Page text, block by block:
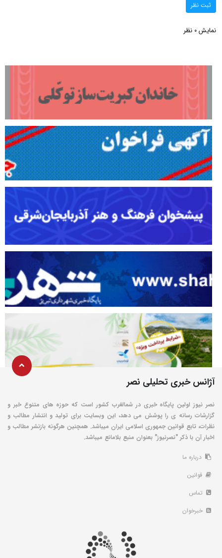
ثبت نظر
نمایش 0 نظر
آژانس خبری تحلیلی نصر
نصر نیوز اولین پایگاه خبری در شمالغرب کشور است که حوزه های متنوع خبر و
گزارشات رسانه ی را پوشش می دهد، این وبسایت برای تولید و انتشار مطالب و
نظرات، تابع قوانین جمهوری اسلامی ایران میباشد. همچنین هرگونه بازنشر مطالب و
اخبار آن با ذکر "نصرنیوز" بعنوان منبع بلامانع میباشد.
درباره ما
قوانین
تماس
خبرخوان